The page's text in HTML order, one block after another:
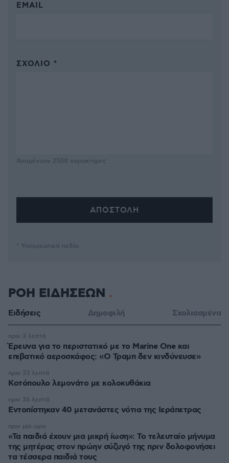
EMAIL
ΣΧΌΛΙΟ *
Απομένουν 2500 χαρακτήρες
* Υποχρεωτικά πεδία
ΡΟΗ ΕΙΔΗΣΕΩΝ
Ειδήσεις Δημοφιλή Σχολιασμένα
Έρευνα για το περιστατικό με το Marine One και
επιβατικό αεροσκάφος: «Ο Τραμπ δεν κινδύνευσε»
πριν 3 λεπτά
Κοτόπουλο λεμονάτο με κολοκυθάκια
πριν 33 λεπτά
Εντοπίστηκαν 40 μετανάστες νότια της Ιεράπετρας
πριν 36 λεπτά
«Τα παιδιά έχουν μια μικρή ίωση»: Το τελευταίο μήνυμα
της μητέρας στον πρώην σύζυγό της πριν δολοφονήσει
τα τέσσερα παιδιά τους
πριν μία ώρα